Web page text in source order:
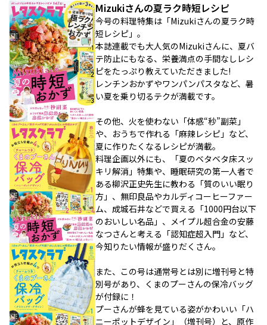
Mizukiさんの夏ラク時短レシピ
今号の料理特集は「Mizukiさんの夏ラク時
短レシピ」。
本誌連載でも大人気のMizukiさんに、夏バ
テ防止にもなる、栄養満点の手間なしレシ
ピをたっぷり教えていただきました!
レンチンおかずやワンパンパスタなど、暑
い夏を乗り切るテクが満載です。
その他、火を使わない「体感“秒”副菜」
や、おうちで作れる「麻辣レシピ」など、
夏に作りたくなるレシピが満載。
料理企画以外にも、「夏のベタベタ床スッ
キリ解消」特集や、睡眠研究の第一人者で
ある柳沢正史先生に教わる「質のいい眠り
方」、無印良品やカルディコーヒーファー
ム、成城石井などで買える「1000円台以下
のおいしい名品」、メイプル超合金の安藤
なつさんと考える「認知症超入門」など、
今知りたい情報が盛りだくさん。
また、この号は通常号とは別に増刊号と特
別号があり、くまのプーさんの保冷バッグ
が付録に！
プーさんが蜂を見ている姿がかわいい「ハ
ニーポットデザイン」（増刊号）と、原作